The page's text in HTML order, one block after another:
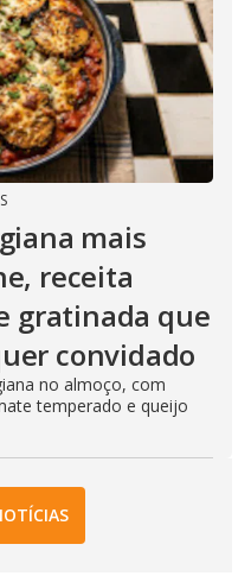
mais
receita
gratinada que
convidado
no almoço, com
temperado e queijo